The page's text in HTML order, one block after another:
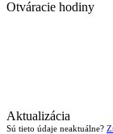
Otváracie hodiny
Aktualizácia
Sú tieto údaje neaktuálne?